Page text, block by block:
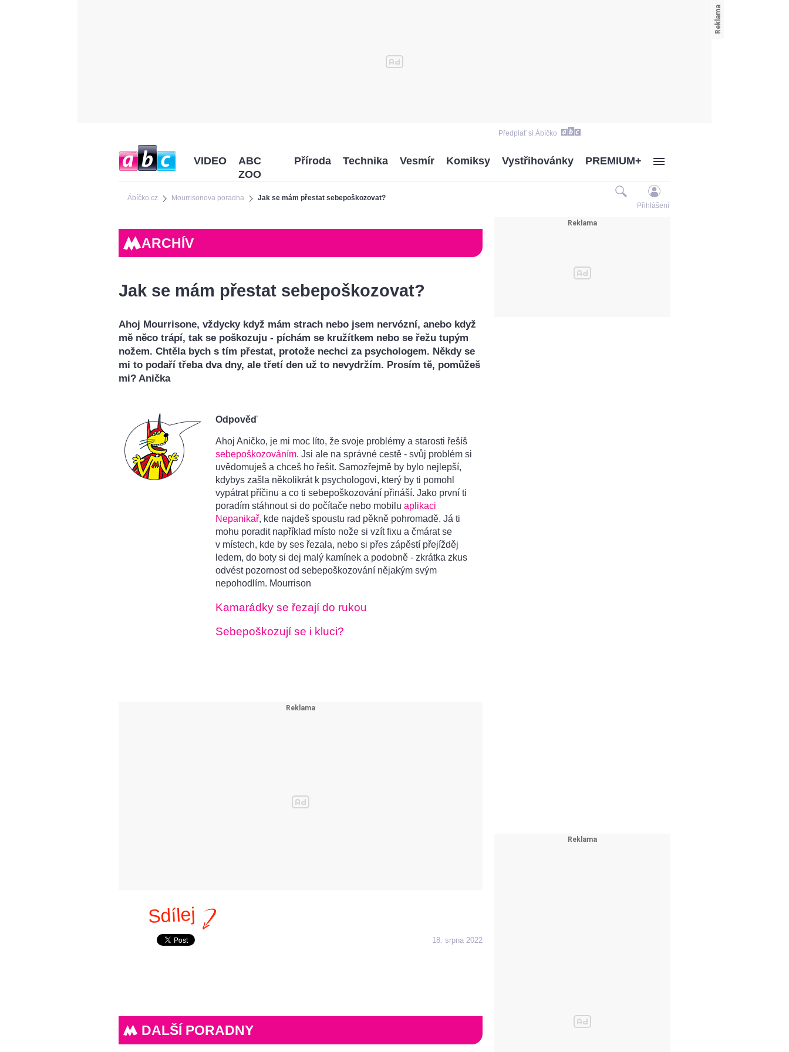
Předplať si Ábíčko
Ábíčko.cz Mourrisonova poradna Jak se mám přestat sebepoškozovat?
VIDEO
ABC
ZOO
Příroda Technika Vesmír Komiksy Vystřihovánky PREMIUM+
Přihlášení
ARCHÍV
Jak se mám přestat sebepoškozovat?
Ahoj Mourrisone, vždycky když mám strach nebo jsem nervózní, anebo když
mě něco trápí, tak se poškozuju - píchám se kružítkem nebo se řežu tupým
nožem. Chtěla bych s tím přestat, protože nechci za psychologem. Někdy se
mi to podaří třeba dva dny, ale třetí den už to nevydržím. Prosím tě, pomůžeš
mi? Anička
Odpověď
Ahoj Aničko, je mi moc líto, že svoje problémy a starosti řešíš
sebepoškozováním. Jsi ale na správné cestě - svůj problém si
uvědomuješ a chceš ho řešit. Samozřejmě by bylo nejlepší,
kdybys zašla několikrát k psychologovi, který by ti pomohl
vypátrat příčinu a co ti sebepoškozování přináší. Jako první ti
poradím stáhnout si do počítače nebo mobilu aplikaci
Nepanikař, kde najdeš spoustu rad pěkně pohromadě. Já ti
mohu poradit například místo nože si vzít fixu a čmárat se
v místech, kde by ses řezala, nebo si přes zápěstí přejížděj
ledem, do boty si dej malý kamínek a podobně - zkrátka zkus
odvést pozornost od sebepoškozování nějakým svým
nepohodlím. Mourrison
Kamarádky se řezají do rukou
Sebepoškozují se i kluci?
Sdílej
18. srpna 2022
DALŠÍ PORADNY